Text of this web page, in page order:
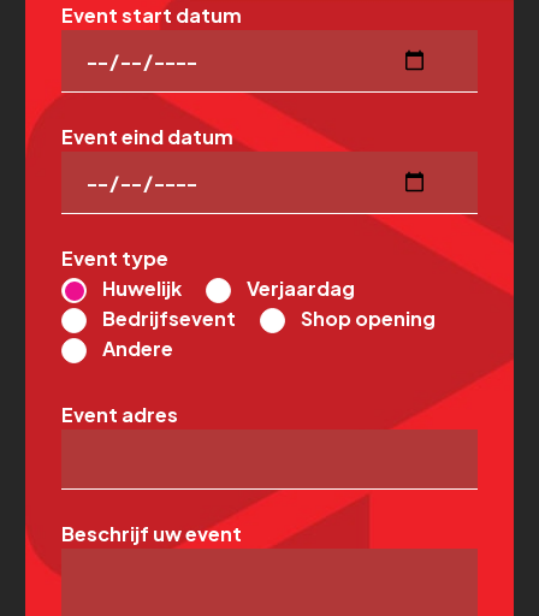
Event start datum
Event eind datum
Event type
Huwelijk
Verjaardag
Bedrijfsevent
Shop opening
Andere
Event adres
Beschrijf uw event